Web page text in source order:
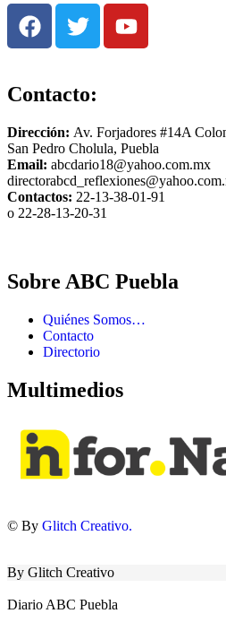
Contacto:
Dirección: Av. Forjadores #14A
San Pedro Cholula, Puebla
Email: abcdario18@yahoo.com.mx
Contactos: 22-13-38-01-91
o 22-28-13-20-31
Sobre ABC Puebla
Quiénes Somos…
Contacto
Directorio
Multimedios
© By Glitch Creativo.
By Glitch Creativo
Diario ABC Puebla